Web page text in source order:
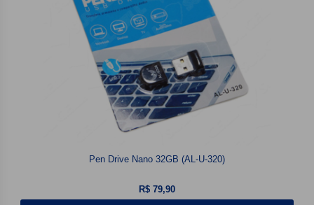
Pen Drive Nano 32GB (AL-U-320)
R$ 79,90